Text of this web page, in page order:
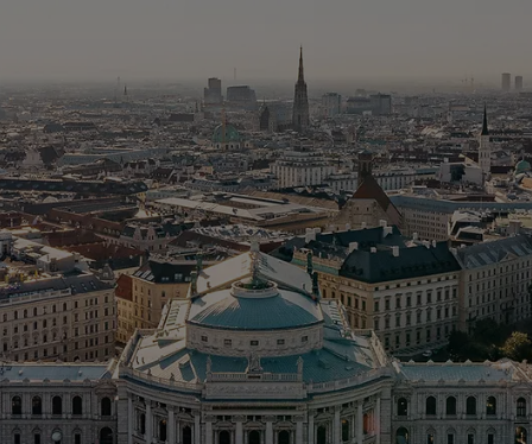
へ
ジ
の
ト
ッ
プ
へ
非
表
示